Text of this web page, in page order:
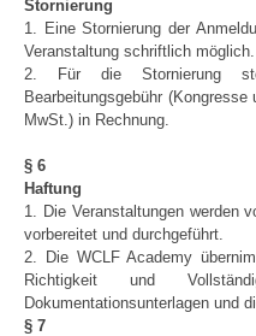
Stornierung
1. Eine Stornierung der
Veranstaltung schriftlich möglich.
2. Für die Stornierung
Bearbeitungsgebühr
MwSt.) in Rechnung.
§ 6
Haftung
1. Die Veranstaltungen werden
vorbereitet und durchgeführt.
2. Die WCLF Academy
Richtigkeit und
Dokumentationsunterlagen und
§ 7